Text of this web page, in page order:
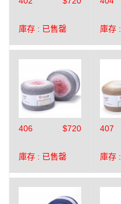
庫存 : 已售罄 庫存 :
406 $720
庫存 : 已售罄
407
庫存 :